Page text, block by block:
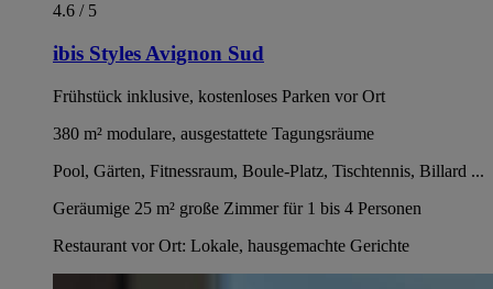
4.6 / 5
ibis Styles Avignon Sud
Frühstück inklusive, kostenloses Parken vor Ort
380 m² modulare, ausgestattete Tagungsräume
Pool, Gärten, Fitnessraum, Boule-Platz, Tischtennis, Billard ...
Geräumige 25 m² große Zimmer für 1 bis 4 Personen
Restaurant vor Ort: Lokale, hausgemachte Gerichte